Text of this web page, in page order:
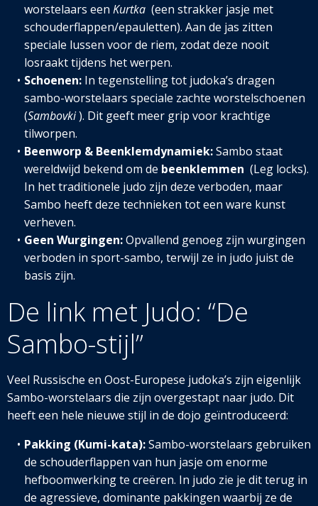
worstelaars een Kurtka (een strakker jasje met
schouderflappen/epauletten). Aan de jas zitten
speciale lussen voor de riem, zodat deze nooit
losraakt tijdens het werpen.
Schoenen:In tegenstelling tot judoka’s dragen
sambo-worstelaars speciale zachte worstelschoenen
(Sambovki). Dit geeft meer grip voor krachtige
tilworpen.
Beenworp & Beenklemdynamiek:Sambo staat
wereldwijd bekend om de beenklemmen (Leg locks).
In het traditionele judo zijn deze verboden, maar
Sambo heeft deze technieken tot een ware kunst
verheven.
Geen Wurgingen:Opvallend genoeg zijn wurgingen
verboden in sport-sambo, terwijl ze in judo juist de
basis zijn.
De link met Judo: “De
Sambo-stijl”
Veel Russische en Oost-Europese judoka’s zijn eigenlijk
Sambo-worstelaars die zijn overgestapt naar judo. Dit
heeft een hele nieuwe stijl in de dojo geïntroduceerd:
Pakking (Kumi-kata):Sambo-worstelaars gebruiken
de schouderflappen van hun jasje om enorme
hefboomwerking te creëren. In judo zie je dit terug in
de agressieve, dominante pakkingen waarbij ze de